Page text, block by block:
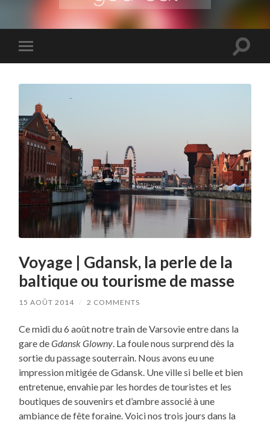
We
You
Toggle
mobile
Toggle
Voyage | Gdansk, la perle de la
baltique ou tourisme de masse
15 AOÛT 2014 / 2 COMMENTS
Ce midi du 6 août notre train de Varsovie entre dans la
gare deGdansk Glowny . La foule nous surprend dès la
sortie du passage souterrain. Nous avons eu une
impression mitigée de Gdansk. Une ville si belle et bien
entretenue, envahie par les hordes de touristes et les
boutiques de souvenirs et d’ambre associé à une
ambiance de fête foraine. Voici nos trois jours dans la